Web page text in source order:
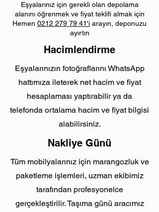
Eşyalarınız için gerekli olan depolama
alanını öğrenmek ve fiyat teklifi almak için
Hemen 0212 279 79 41'i arayın, deponuzu
ayırtın
Hacimlendirme
Eşyalarınızın fotoğraflarını WhatsApp
hattımıza ileterek net hacim ve fiyat
hesaplaması yaptırabilir ya da
telefonda ortalama hacim ve fiyat bilgisi
alabilirsiniz.
Nakliye Günü
Tüm mobilyalarınız için marangozluk ve
paketleme işlemleri, uzman ekibimiz
tarafından profesyonelce
gerçekleştirilir. Taşıma günü aracımız